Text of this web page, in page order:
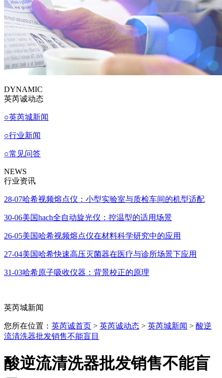
DYNAMIC
英芮诚动态
○英芮城新闻
○行业新闻
○常见问答
NEWS
行业资讯
28-07哈希视频熔点仪：小型实验室与质检车间的机型适配
30-06美国hach全自动旋光仪：控温型的适用场景
26-05美国哈希视频熔点仪在材料科学研究中的应用
27-04美国哈希快速高压灭菌器在医疗与诊所场景下应用
31-03哈希原子吸收仪器：背景校正的原理
英芮城新闻
您所在位置： 英芮诚首页 > 英芮诚动态 > 英芮城新闻 > 酸逆
流清洗器批发销售不能盲目
酸逆流清洗器批发销售不能盲